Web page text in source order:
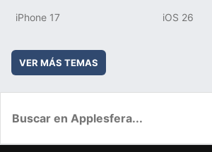
iPhone 17 iOS 26
VER MÁS TEMAS